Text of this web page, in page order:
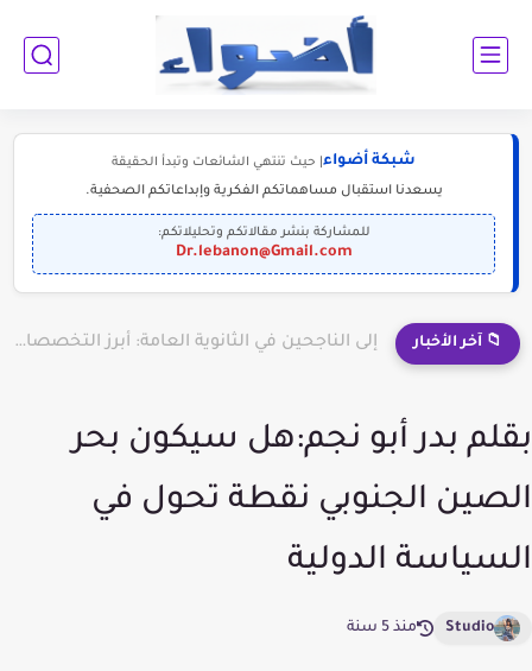
شبكة أضواء | حيث تنتهي الشائعات وتبدأ الحقيقة
يسعدنا استقبال مساهماتكم الفكرية وإبداعاتكم الصحفية.
للمشاركة بنشر مقالاتكم وتحليلاتكم:
Dr.lebanon@Gmail.com
📁 آخر الأخبار إلى الناجحين في الثانوية العامة: أبرز التخصصات المطلوبة للمستقبل (2030-2050)
بقلم بدر أبو نجم:هل سيكون بحر
الصين الجنوبي نقطة تحول في
السياسة الدولية
Studio منذ 5 سنة